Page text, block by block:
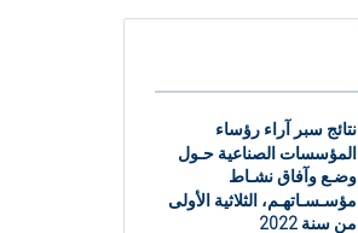
نتائج سبر آراء رؤساء
المؤسسات الصناعية حـول
وضـع وآفاق نشـاط
مؤسـسـاتهـم، الثلاثية الأولى
من سنة 2022